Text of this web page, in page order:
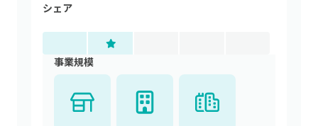
シェア
事業規模